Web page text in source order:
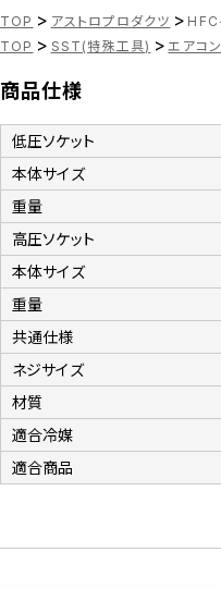
TOP > アストロプロダクツ >
TOP > SST(特殊工具) > エアコ
商品仕様
低圧ソケット
本体サイズ
重量
高圧ソケット
本体サイズ
重量
共通仕様
ネジサイズ
材質
適合冷媒
適合商品